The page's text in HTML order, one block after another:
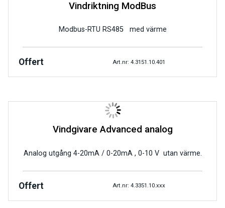
Vindriktning ModBus
Modbus-RTU RS485 med värme
Offert Art.nr: 4.3151.10.401
Vindgivare Advanced analog
Analog utgång 4-20mA / 0-20mA , 0-10 V utan värme.
Offert Art.nr: 4.3351.10.xxx